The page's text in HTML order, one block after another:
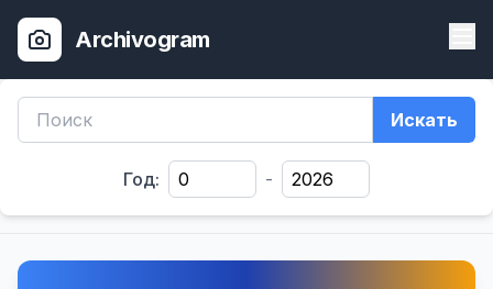
Archivogram
Искать
Год: -